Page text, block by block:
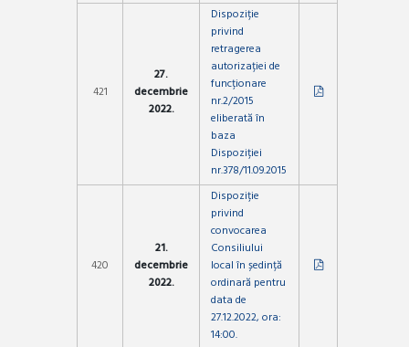
421
27.
decembrie
2022.
Dispoziție
privind
retragerea
autorizației de
funcționare
nr.2/2015
eliberată în
baza
Dispoziției
nr.378/11.09.2015
420
21.
decembrie
2022.
Dispoziție
privind
convocarea
Consiliului
local în ședință
ordinară pentru
data de
27.12.2022, ora:
14:00.